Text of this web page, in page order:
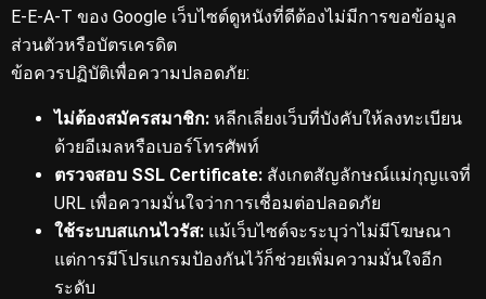
E-E-A-T ของ Google เว็บไซต์ดูหนังที่ดีต้องไม่มีการขอข้อมูล
ส่วนตัวหรือบัตรเครดิต
ข้อควรปฏิบัติเพื่อความปลอดภัย:
ไม่ต้องสมัครสมาชิก: หลีกเลี่ยงเว็บที่บังคับให้ลงทะเบียน
ด้วยอีเมลหรือเบอร์โทรศัพท์
ตรวจสอบ SSL Certificate: สังเกตสัญลักษณ์แม่กุญแจที่
URL เพื่อความมั่นใจว่าการเชื่อมต่อปลอดภัย
ใช้ระบบสแกนไวรัส: แม้เว็บไซต์จะระบุว่าไม่มีโฆษณา
แต่การมีโปรแกรมป้องกันไว้ก็ช่วยเพิ่มความมั่นใจอีก
ระดับ